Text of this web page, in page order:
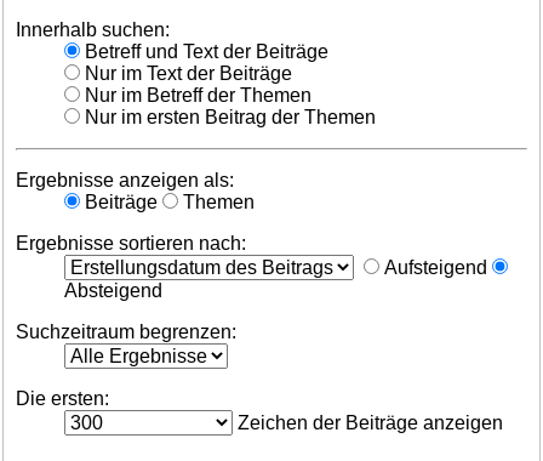
Innerhalb suchen:
Betreff und Text der Beiträge
Nur im Text der Beiträge
Nur im Betreff der Themen
Nur im ersten Beitrag der Themen
Ergebnisse anzeigen als:
Beiträge
Themen
Ergebnisse sortieren nach:
Aufsteigend
Absteigend
Suchzeitraum begrenzen:
Die ersten:
Zeichen der Beiträge anzeigen